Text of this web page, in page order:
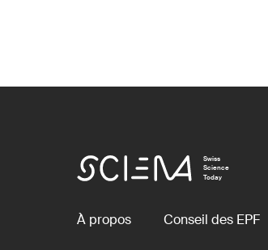
Swiss
Science
Today
À propos Conseil des EPF